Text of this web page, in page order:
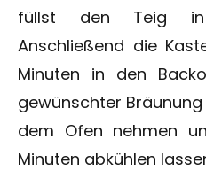
füllst den Teig in
Anschließend die
Minuten in den
gewünschter
dem Ofen nehmen
Minuten abkühlen